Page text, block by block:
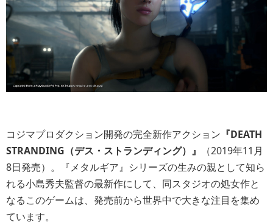
コジマプロダクション開発の完全新作アクション 『DEATH
STRANDING（デス・ストランディング）』
（2019年11月
8日発売）。『メタルギア』シリーズの生みの親として知ら
れる小島秀夫監督の最新作にして、同スタジオの処女作と
なるこのゲームは、発売前から世界中で大きな注目を集め
ています。